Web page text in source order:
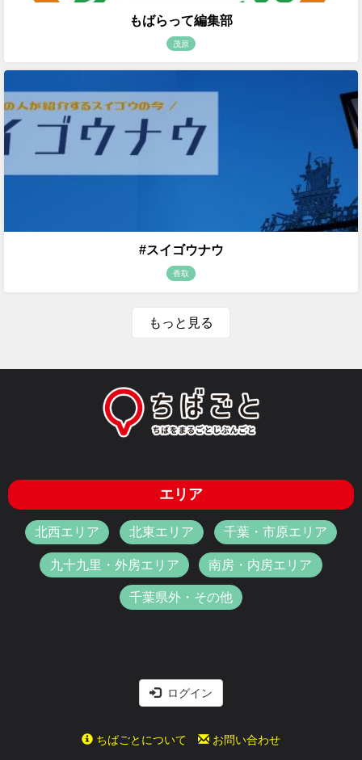
もばらって編集部
茂原
#スイゴウナウ
香取
もっと見る
エリア
北西エリア 北東エリア 千葉・市原エリア
九十九里・外房エリア 南房・内房エリア
千葉県外・その他
ログイン
ちばごとについて お問い合わせ